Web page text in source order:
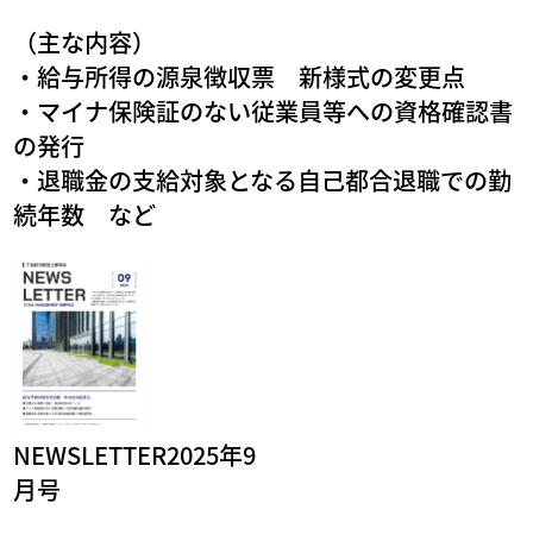
（主な内容）
・給与所得の源泉徴収票 新様式の変更点
・マイナ保険証のない従業員等への資格確認書
の発行
・退職金の支給対象となる自己都合退職での勤
続年数 など
NEWSLETTER2025年9
月号